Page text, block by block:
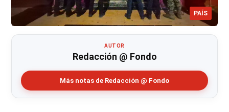
PAÍS
AUTOR
Redacción @ Fondo
Más notas de Redacción @ Fondo